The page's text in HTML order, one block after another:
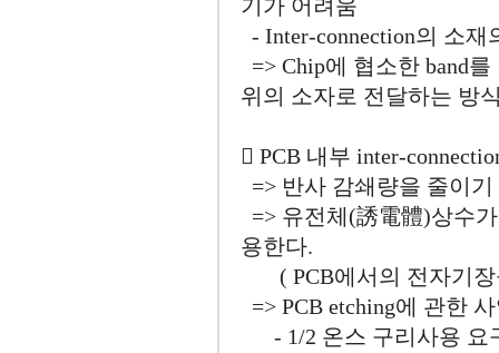
기가 어려움
- Inter-connection의 소
=> Chip에 협소한 band
위의 소자로 전달하는 방
󰂜 PCB 내부 inter-
=> 반사 감쇄량을 줄이
=> 유전체(誘電體)상수
용한다.
( PCB에서의 전자기장
=> PCB etching에 관한
- 1/2 온스 구리사용 요